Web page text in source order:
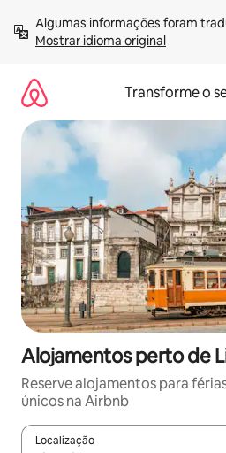
para
Mostrar idioma original
Transforme o
Alojamentos perto de
Reserve alojamentos para
únicos na Airbnb
Localização